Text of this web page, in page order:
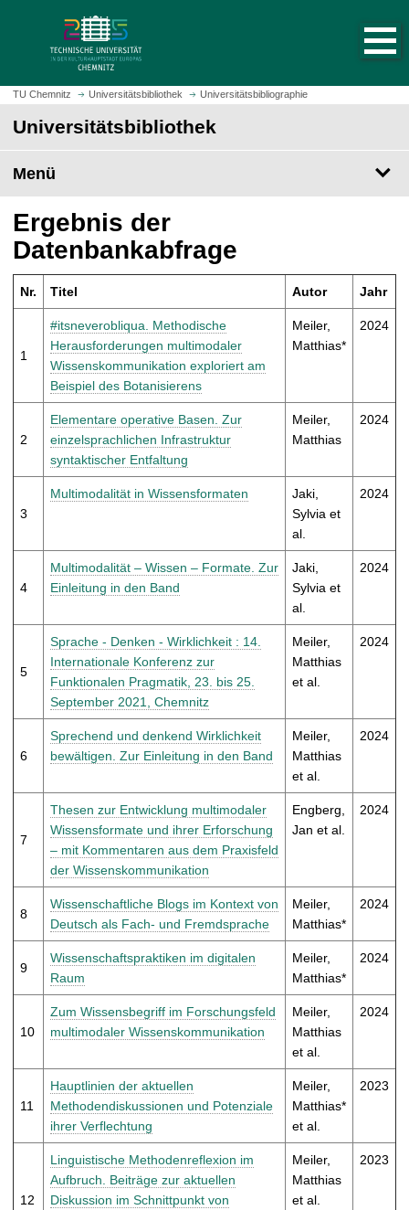
z
m
t
e
i
t
u
f
u
f
TU Chemnitz Universitätsbibliothek Universitätsbibliographie
Universitätsbibliothek
Menü
Ergebnis der
Datenbankabfrage
Nr. Titel Autor Jahr
1
#itsneverobliqua. Methodische
Herausforderungen multimodaler
Wissenskommunikation exploriert am
Beispiel des Botanisierens
Meiler,
Matthias*
2024
2
Elementare operative Basen. Zur
einzelsprachlichen Infrastruktur
syntaktischer Entfaltung
Meiler,
Matthias
2024
3
Multimodalität in Wissensformaten
Jaki,
Sylvia et
al.
2024
4
Multimodalität – Wissen – Formate. Zur
Einleitung in den Band
Jaki,
Sylvia et
al.
2024
5
Sprache - Denken - Wirklichkeit : 14.
Internationale Konferenz zur
Funktionalen Pragmatik, 23. bis 25.
September 2021, Chemnitz
Meiler,
Matthias
et al.
2024
6
Sprechend und denkend Wirklichkeit
bewältigen. Zur Einleitung in den Band
Meiler,
Matthias
et al.
2024
7
Thesen zur Entwicklung multimodaler
Wissensformate und ihrer Erforschung
– mit Kommentaren aus dem Praxisfeld
der Wissenskommunikation
Engberg,
Jan et al.
2024
8
Wissenschaftliche Blogs im Kontext von
Deutsch als Fach- und Fremdsprache
Meiler,
Matthias*
2024
9
Wissenschaftspraktiken im digitalen
Raum
Meiler,
Matthias*
2024
10
Zum Wissensbegriff im Forschungsfeld
multimodaler Wissenskommunikation
Meiler,
Matthias
et al.
2024
11
Hauptlinien der aktuellen
Methodendiskussionen und Potenziale
ihrer Verflechtung
Meiler,
Matthias*
et al.
2023
12
Linguistische Methodenreflexion im
Aufbruch. Beiträge zur aktuellen
Diskussion im Schnittpunkt von
Meiler,
Matthias
et al.
2023